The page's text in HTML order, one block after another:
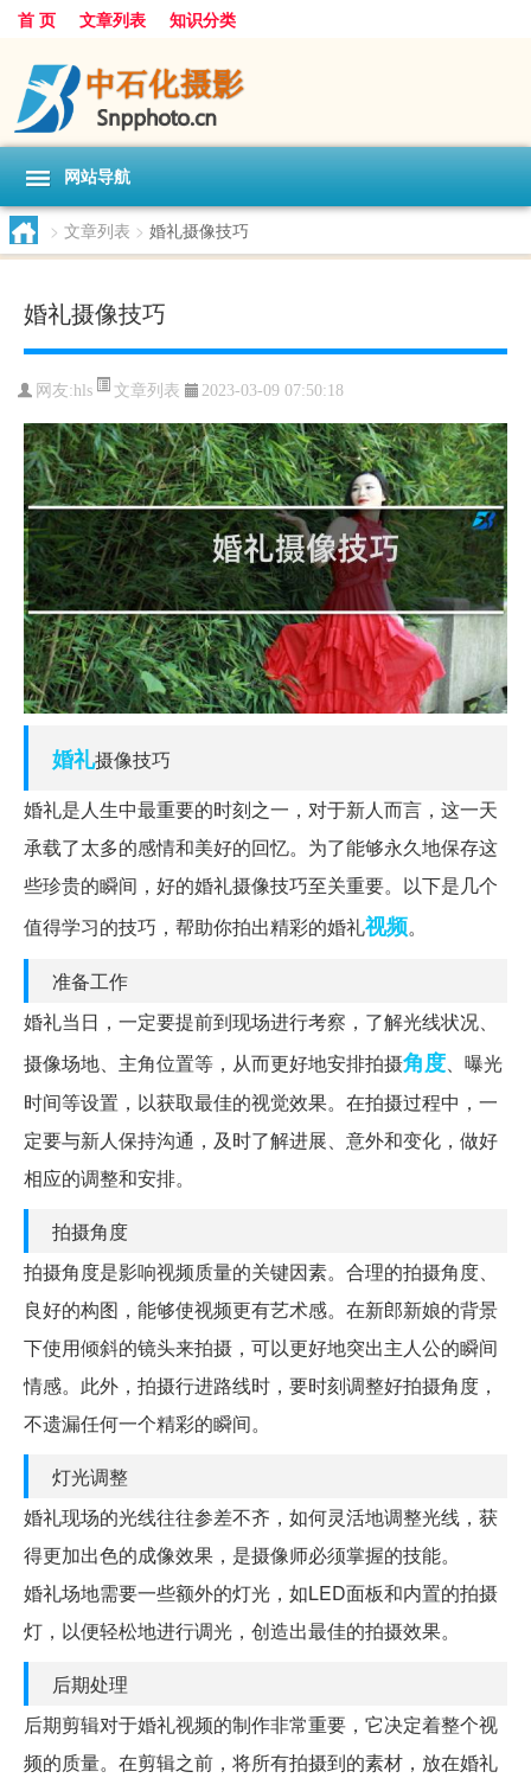
首 页 文章列表 知识分类
网站导航
> 文章列表 > 婚礼摄像技巧
婚礼摄像技巧
网友:hls 文章列表 2023-03-09 07:50:18
婚礼摄像技巧
婚礼是人生中最重要的时刻之一，对于新人而言，这一天
承载了太多的感情和美好的回忆。为了能够永久地保存这
些珍贵的瞬间，好的婚礼摄像技巧至关重要。以下是几个
值得学习的技巧，帮助你拍出精彩的婚礼视频。
准备工作
婚礼当日，一定要提前到现场进行考察，了解光线状况、
摄像场地、主角位置等，从而更好地安排拍摄角度、曝光
时间等设置，以获取最佳的视觉效果。在拍摄过程中，一
定要与新人保持沟通，及时了解进展、意外和变化，做好
相应的调整和安排。
拍摄角度
拍摄角度是影响视频质量的关键因素。合理的拍摄角度、
良好的构图，能够使视频更有艺术感。在新郎新娘的背景
下使用倾斜的镜头来拍摄，可以更好地突出主人公的瞬间
情感。此外，拍摄行进路线时，要时刻调整好拍摄角度，
不遗漏任何一个精彩的瞬间。
灯光调整
婚礼现场的光线往往参差不齐，如何灵活地调整光线，获
得更加出色的成像效果，是摄像师必须掌握的技能。
婚礼场地需要一些额外的灯光，如LED面板和内置的拍摄
灯，以便轻松地进行调光，创造出最佳的拍摄效果。
后期处理
后期剪辑对于婚礼视频的制作非常重要，它决定着整个视
频的质量。在剪辑之前，将所有拍摄到的素材，放在婚礼